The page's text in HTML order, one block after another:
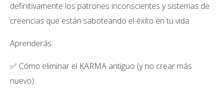
definitivamente los patrones inconscientes y sistemas de
creencias que están saboteando el éxito en tu vida.
Aprenderás:
✅ Cómo eliminar el KARMA antiguo (y no crear más
nuevo).